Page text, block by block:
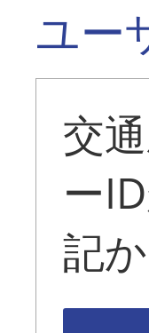
ユー
交
ー
記